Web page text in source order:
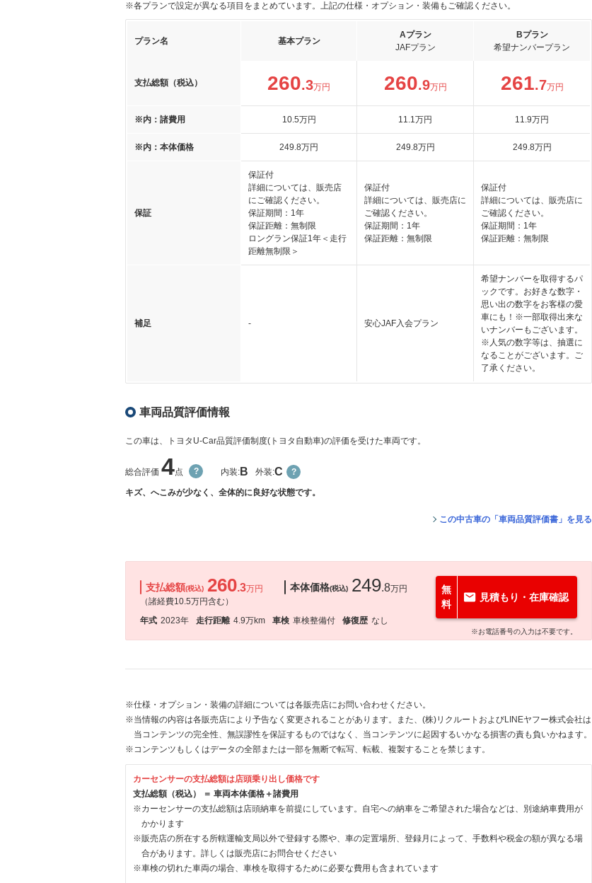
※各プランで設定が異なる項目をまとめています。上記の仕様・オプション・装備もご確認ください。
プラン名 基本プラン
Aプラン
JAFプラン
Bプラン
希望ナンバープラン
支払総額（税込） 260.3万円 260.9万円 261.7万円
※内：諸費用 10.5万円 11.1万円 11.9万円
※内：本体価格 249.8万円 249.8万円 249.8万円
保証
保証付
詳細については、販売店
にご確認ください。
保証期間：1年
保証距離：無制限
ロングラン保証1年＜走行
距離無制限＞
保証付
詳細については、販売店に
ご確認ください。
保証期間：1年
保証距離：無制限
保証付
詳細については、販売店に
ご確認ください。
保証期間：1年
保証距離：無制限
補足 - 安心JAF入会プラン
希望ナンバーを取得するパ
ックです。お好きな数字・
思い出の数字をお客様の愛
車にも！※一部取得出来な
いナンバーもございます。
※人気の数字等は、抽選に
なることがございます。ご
了承ください。
車両品質評価情報
この車は、トヨタU-Car品質評価制度(トヨタ自動車)の評価を受けた車両です。
総合評価 4点 内装: B 外装:C
キズ、へこみが少なく、全体的に良好な状態です。
この中古車の「車両品質評価書」を見る
支払総額(税込) 260.3万円
（諸経費10.5万円含む）
本体価格(税込) 249.8万円
年式 2023年 走行距離 4.9万km 車検 車検整備付 修復歴 なし
無
料
見積もり・在庫確認
※お電話番号の入力は不要です。
※仕様・オプション・装備の詳細については各販売店にお問い合わせください。
※当情報の内容は各販売店により予告なく変更されることがあります。また、(株)リクルートおよびLINEヤフー株式会社は
当コンテンツの完全性、無誤謬性を保証するものではなく、当コンテンツに起因するいかなる損害の責も負いかねます。
※コンテンツもしくはデータの全部または一部を無断で転写、転載、複製することを禁じます。
カーセンサーの支払総額は店頭乗り出し価格です
支払総額（税込） ＝ 車両本体価格＋諸費用
※カーセンサーの支払総額は店頭納車を前提にしています。自宅への納車をご希望された場合などは、別途納車費用が
かかります
※販売店の所在する所轄運輸支局以外で登録する際や、車の定置場所、登録月によって、手数料や税金の額が異なる場
合があります。詳しくは販売店にお問合せください
※車検の切れた車両の場合、車検を取得するために必要な費用も含まれています